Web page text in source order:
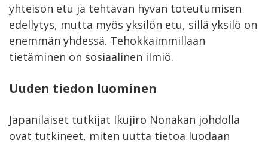
yhteisön etu ja tehtävän hyvän toteutumisen
edellytys, mutta myös yksilön etu, sillä yksilö on
enemmän yhdessä. Tehokkaimmillaan
tietäminen on sosiaalinen ilmiö.
Uuden tiedon luominen
Japanilaiset tutkijat Ikujiro Nonakan johdolla
ovat tutkineet, miten uutta tietoa luodaan